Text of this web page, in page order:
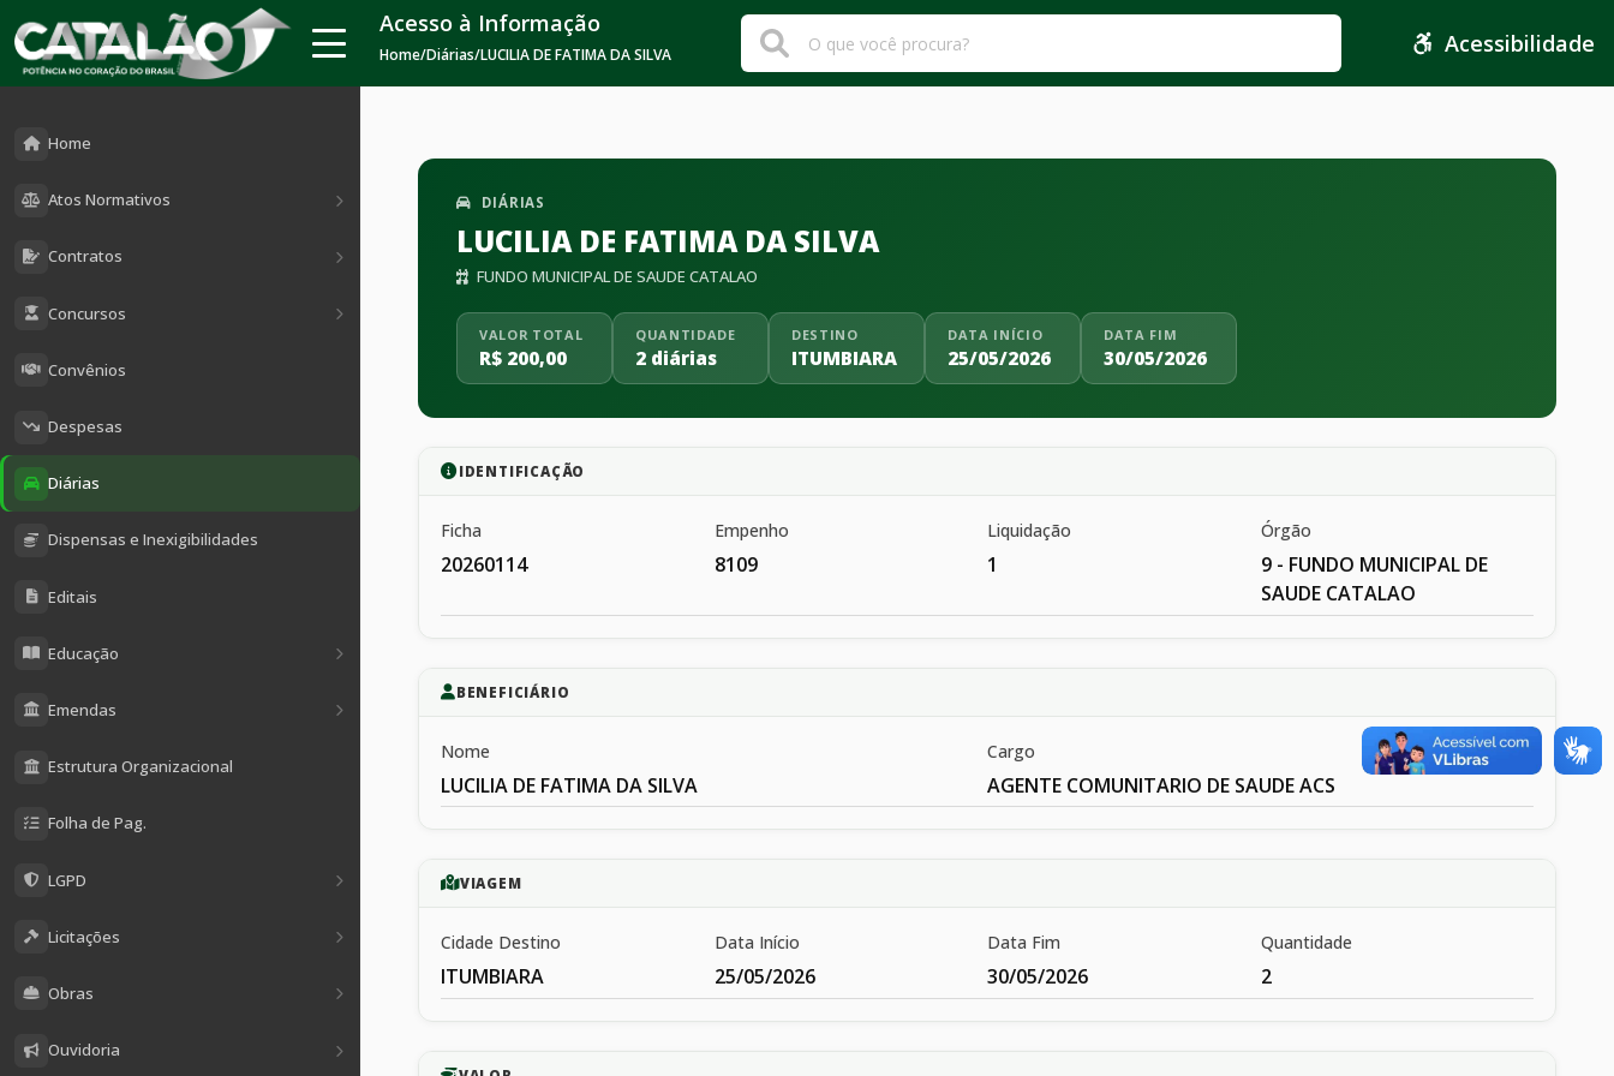
Home
Atos Normativos
Contratos
Concursos
Convênios
Despesas
Diárias
Dispensas e Inexigibilidades
Editais
Educação
Emendas
Estrutura Organizacional
Folha de Pag.
LGPD
Licitações
Obras
Ouvidoria
Acesso à Informação
Home/Diárias/LUCILIA DE FATIMA DA SILVA Acessibilidade
DIÁRIAS
LUCILIA DE FATIMA DA SILVA
FUNDO MUNICIPAL DE SAUDE CATALAO
VALOR TOTAL
R$ 200,00
QUANTIDADE
2 diárias
DESTINO
ITUMBIARA
DATA INÍCIO
25/05/2026
DATA FIM
30/05/2026
IDENTIFICAÇÃO
Ficha
20260114
Empenho
8109
Liquidação
1
Órgão
9 - FUNDO MUNICIPAL DE
SAUDE CATALAO
BENEFICIÁRIO
Nome
LUCILIA DE FATIMA DA SILVA
Cargo
AGENTE COMUNITARIO DE SAUDE ACS
VIAGEM
Cidade Destino
ITUMBIARA
Data Início
25/05/2026
Data Fim
30/05/2026
Quantidade
2